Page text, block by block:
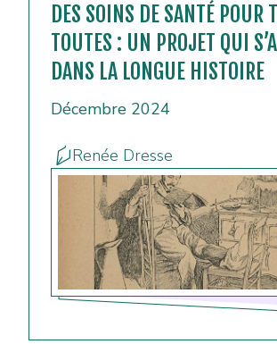
DES SOINS DE SANTÉ POUR
TOUTES : UN PROJET QUI
DANS LA LONGUE HISTOIRE
Décembre 2024
Renée Dresse